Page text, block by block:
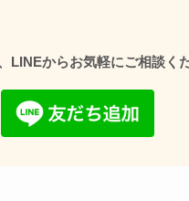
LINEからお気軽にご相談く